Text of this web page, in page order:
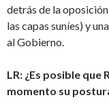
detrás de la
las capas suníes) y
al Gobierno.
LR: ¿Es posible que
momento su